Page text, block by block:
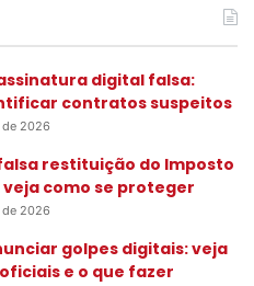
digital falsa:
contratos suspeitos
2026
restituição do Imposto
veja como se proteger
2026
golpes digitais: veja
e o que fazer